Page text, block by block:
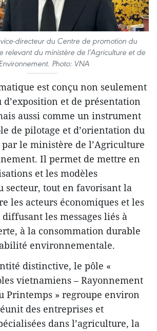
directeur du Centre de promotion du
relevant du ministère de l’Agriculture et de
Photo: VNA
est conçu non seulement
et de présentation
aussi comme un instrument
de pilotage et d’orientation du
par le ministère de l’Agriculture
Il permet de mettre en
et les modèles
secteur, tout en favorisant la
les acteurs économiques et les
les messages liés à
à la consommation durable
environnementale.
distinctive, le pôle «
vietnamiens – Rayonnement
Printemps » regroupe environ
des entreprises et
dans l’agriculture, la